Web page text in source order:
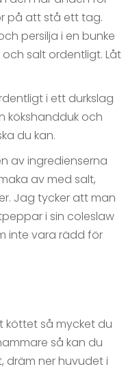
på att stå ett tag.
persilja i en bunke
salt ordentligt. Låt
i ett durkslag
kökshandduk och
du kan.
av ingredienserna
av med salt,
Jag tycker att man
i sin coleslaw
inte vara rädd för
köttet så mycket du
så kan du
ner huvudet i